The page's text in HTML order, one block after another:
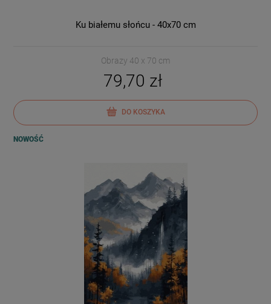
Ku białemu słońcu - 40x70 cm
Obrazy 40 x 70 cm
79,70 zł
DO KOSZYKA
NOWOŚĆ